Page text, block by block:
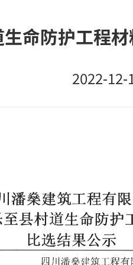
命防护工程
2022-12-